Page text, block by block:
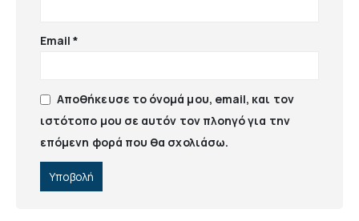
Email*
Αποθήκευσε το όνομά μου, email, και τον
ιστότοπο μου σε αυτόν τον πλοηγό για την
επόμενη φορά που θα σχολιάσω.